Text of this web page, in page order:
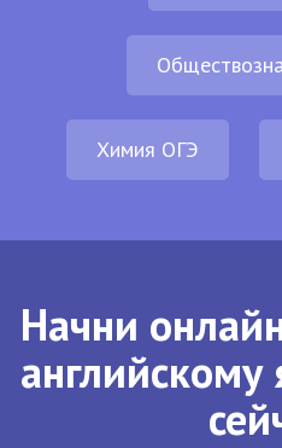
Химия ОГЭ
Начни